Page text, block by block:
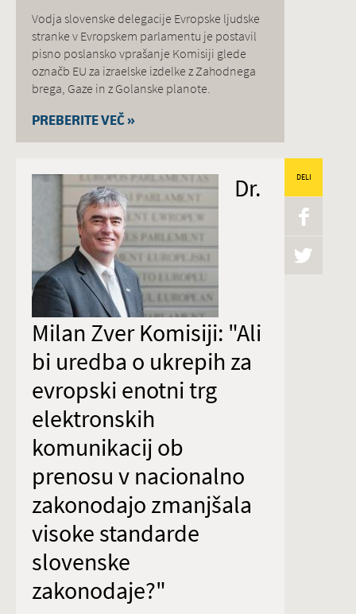
Vodja slovenske delegacije Evropske ljudske
stranke v Evropskem parlamentu je postavil
pisno poslansko vprašanje Komisiji glede
označb EU za izraelske izdelke z Zahodnega
brega, Gaze in z Golanske planote.
PREBERITE VEČ »
Dr.
Milan Zver Komisiji: "Ali
bi uredba o ukrepih za
evropski enotni trg
elektronskih
komunikacij ob
prenosu v nacionalno
zakonodajo zmanjšala
visoke standarde
slovenske
zakonodaje?"
DELI